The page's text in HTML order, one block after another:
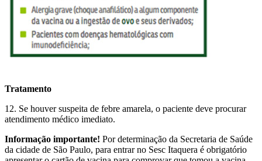
Tratamento
12. Se houver suspeita de febre amarela, o paciente deve procurar
atendimento médico imediato.
Informação importante! Por determinação da Secretaria de Saúde
da cidade de São Paulo, para entrar no Sesc Itaquera é obrigatório